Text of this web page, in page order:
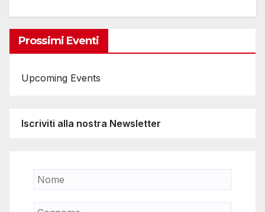
Prossimi Eventi
Upcoming Events
Iscriviti alla nostra Newsletter